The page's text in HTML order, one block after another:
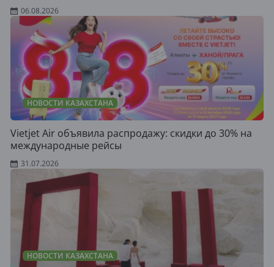
06.08.2026
НОВОСТИ КАЗАХСТАНА
Vietjet Air объявила распродажу: скидки до 30% на
международные рейсы
31.07.2026
НОВОСТИ КАЗАХСТАНА